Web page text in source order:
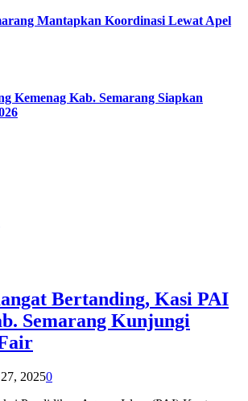
Mantapkan Koordinasi Lewat Apel
Kemenag Kab. Semarang Siapkan
Bertanding, Kasi PAI
Semarang Kunjungi
20250